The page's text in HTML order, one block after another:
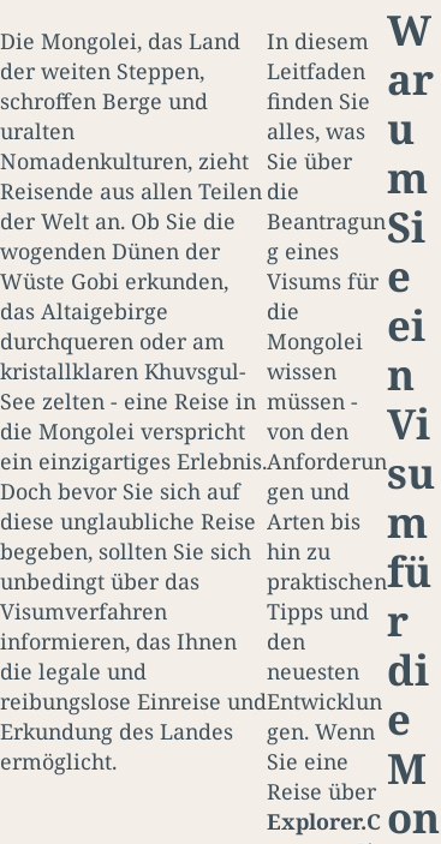
Die Mongolei, das Land
der weiten Steppen,
schroffen Berge und
uralten
Nomadenkulturen, zieht
Reisende aus allen Teilen
der Welt an. Ob Sie die
wogenden Dünen der
Wüste Gobi erkunden,
das Altaigebirge
durchqueren oder am
kristallklaren Khuvsgul-
See zelten - eine Reise in
die Mongolei verspricht
ein einzigartiges Erlebnis.
Doch bevor Sie sich auf
diese unglaubliche Reise
begeben, sollten Sie sich
unbedingt über das
Visumverfahren
informieren, das Ihnen
die legale und
reibungslose Einreise und
Erkundung des Landes
ermöglicht.
In diesem
Leitfaden
finden Sie
alles, was
Sie über
die
Beantragun
g eines
Visums für
die
Mongolei
wissen
müssen -
von den
Anforderun
gen und
Arten bis
hin zu
praktischen
Tipps und
den
neuesten
Entwicklun
gen. Wenn
Sie eine
Reise über
Explorer.C
W
ar
u
m
Si
e
ei
n
Vi
su
m
fü
r
di
e
M
on